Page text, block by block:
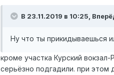
В 23.11.2019 в 10:25,
Ну что ты прикидываешься
кроме участка Курский
серьёзно подгадили. при этом